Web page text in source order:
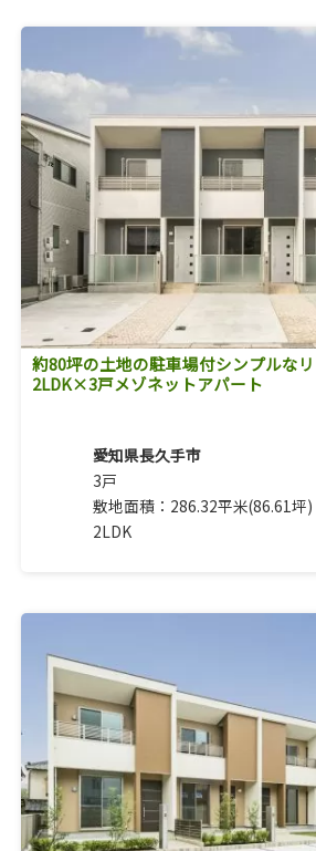
約80坪の土地の駐車場付シンプルな
2LDK×3戸メゾネットアパート
愛知県長久手市
3戸
敷地面積：286.32平米(86.61坪)
2LDK